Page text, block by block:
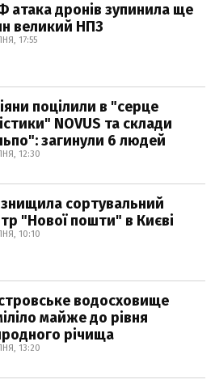
атака дронів зупинила ще
великий НПЗ
17:55
поцілили в "серце
NOVUS та склади
загинули 6 людей
12:30
сортувальний
"Нової пошти" в Києві
10:10
водосховище
майже до рівня
річища
13:20